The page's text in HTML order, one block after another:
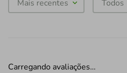
Mais recentes Todos
Carregando avaliações…